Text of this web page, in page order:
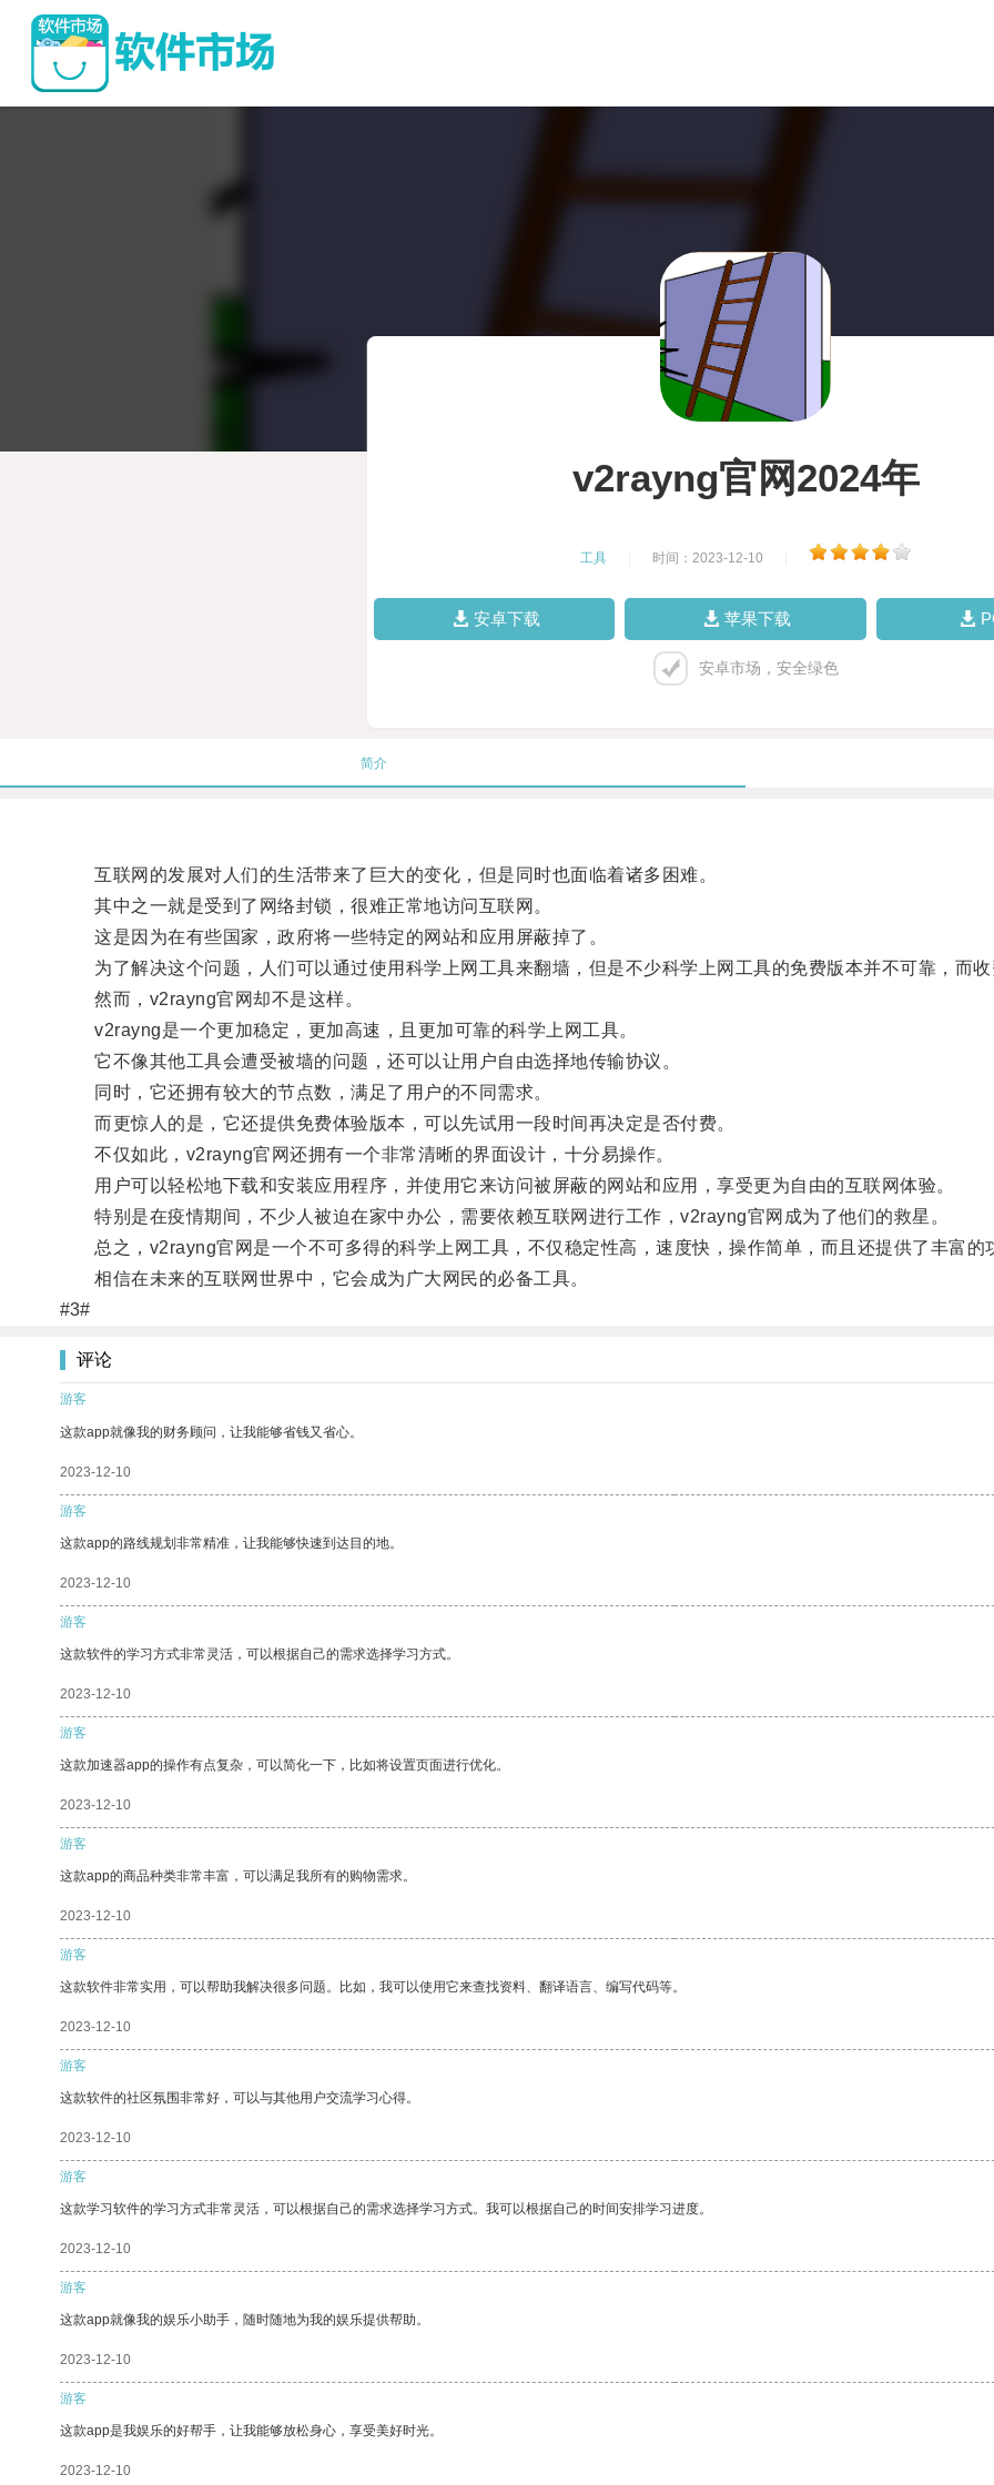
v2rayng官网2024年
工具 时间：2023-12-10
安卓下载 苹果下载
安卓市场，安全绿色
简介
互联网的发展对人们的生活带来了巨大的变化，但是同时也面临着诸多困难。
其中之一就是受到了网络封锁，很难正常地访问互联网。
这是因为在有些国家，政府将一些特定的网站和应用屏蔽掉了。
为了解决这个问题，人们可以通过使用科学上网工具来翻墙，但是不少科学上网工具的免费版本并不可靠，而收
然而，v2rayng官网却不是这样。
v2rayng是一个更加稳定，更加高速，且更加可靠的科学上网工具。
它不像其他工具会遭受被墙的问题，还可以让用户自由选择地传输协议。
同时，它还拥有较大的节点数，满足了用户的不同需求。
而更惊人的是，它还提供免费体验版本，可以先试用一段时间再决定是否付费。
不仅如此，v2rayng官网还拥有一个非常清晰的界面设计，十分易操作。
用户可以轻松地下载和安装应用程序，并使用它来访问被屏蔽的网站和应用，享受更为自由的互联网体验。
特别是在疫情期间，不少人被迫在家中办公，需要依赖互联网进行工作，v2rayng官网成为了他们的救星。
总之，v2rayng官网是一个不可多得的科学上网工具，不仅稳定性高，速度快，操作简单，而且还提供了丰富的
相信在未来的互联网世界中，它会成为广大网民的必备工具。
#3#
评论
游客
这款app就像我的财务顾问，让我能够省钱又省心。
2023-12-10
游客
这款app的路线规划非常精准，让我能够快速到达目的地。
2023-12-10
游客
这款软件的学习方式非常灵活，可以根据自己的需求选择学习方式。
2023-12-10
游客
这款加速器app的操作有点复杂，可以简化一下，比如将设置页面进行优化。
2023-12-10
游客
这款app的商品种类非常丰富，可以满足我所有的购物需求。
2023-12-10
游客
这款软件非常实用，可以帮助我解决很多问题。比如，我可以使用它来查找资料、翻译语言、编写代码等。
2023-12-10
游客
这款软件的社区氛围非常好，可以与其他用户交流学习心得。
2023-12-10
游客
这款学习软件的学习方式非常灵活，可以根据自己的需求选择学习方式。我可以根据自己的时间安排学习进度。
2023-12-10
游客
这款app就像我的娱乐小助手，随时随地为我的娱乐提供帮助。
2023-12-10
游客
这款app是我娱乐的好帮手，让我能够放松身心，享受美好时光。
2023-12-10